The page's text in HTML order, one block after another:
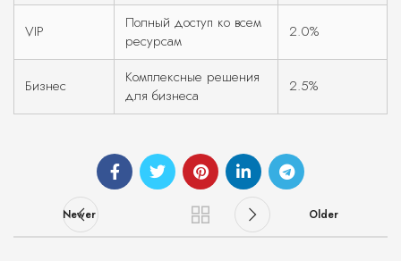
VIP
Полный доступ ко всем
ресурсам
2.0%
Бизнес
Комплексные решения
для бизнеса
2.5%
Newer Older